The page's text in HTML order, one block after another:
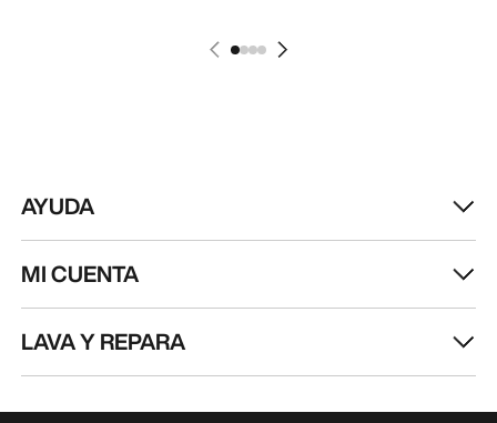
AYUDA
MI CUENTA
LAVA Y REPARA